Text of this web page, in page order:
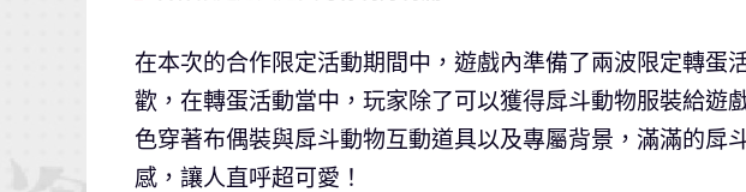
在本次的合作限定活動期間中，遊戲內準備了兩波限定轉蛋
歡，在轉蛋活動當中，玩家除了可以獲得戽斗動物服裝給遊
色穿著布偶裝與戽斗動物互動道具以及專屬背景，滿滿的戽
感，讓人直呼超可愛！